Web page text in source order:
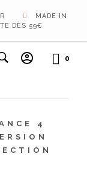
MADE IN
DÈS 59€
0
4